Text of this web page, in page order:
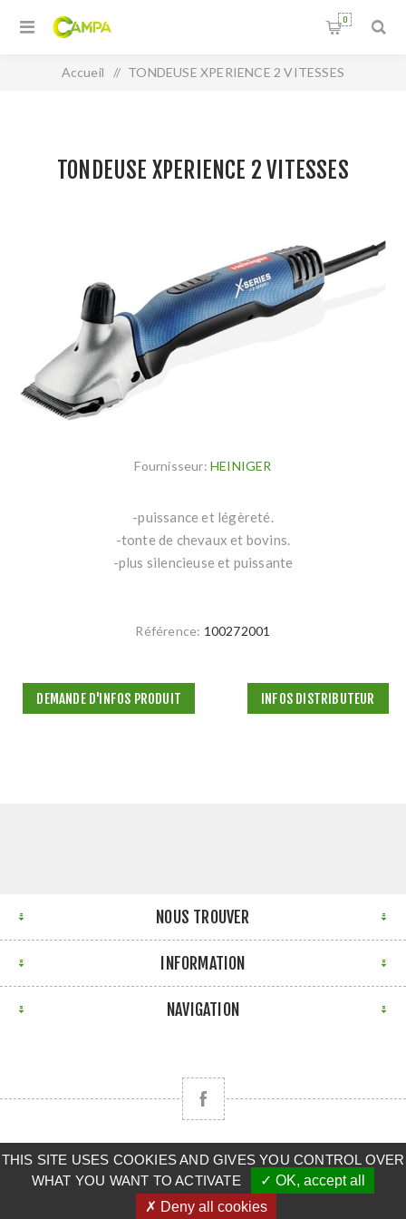
0
Accueil / TONDEUSE XPERIENCE 2 VITESSES
TONDEUSE XPERIENCE 2 VITESSES
Fournisseur: HEINIGER
-puissance et légèreté.
-tonte de chevaux et bovins.
-plus silencieuse et puissante
Référence: 100272001
DEMANDE D'INFOS PRODUIT INFOS DISTRIBUTEUR
NOUS TROUVER
INFORMATION
NAVIGATION
Copyright © 2026 CLAAS BRETAGNE SUD. Tous droits
réservés.
Powered by nopCommerce
THIS SITE USES COOKIES AND GIVES YOU CONTROL OVER
WHAT YOU WANT TO ACTIVATE
✓ OK, accept all
✗ Deny all cookies